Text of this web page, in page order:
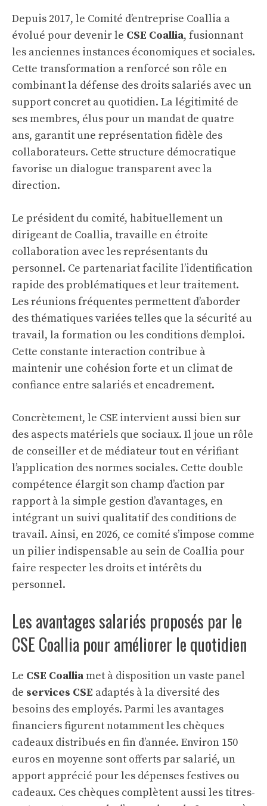
Depuis 2017, le Comité d’entreprise Coallia a
évolué pour devenir le CSE Coallia, fusionnant
les anciennes instances économiques et sociales.
Cette transformation a renforcé son rôle en
combinant la défense des droits salariés avec un
support concret au quotidien. La légitimité de
ses membres, élus pour un mandat de quatre
ans, garantit une représentation fidèle des
collaborateurs. Cette structure démocratique
favorise un dialogue transparent avec la
direction.
Le président du comité, habituellement un
dirigeant de Coallia, travaille en étroite
collaboration avec les représentants du
personnel. Ce partenariat facilite l’identification
rapide des problématiques et leur traitement.
Les réunions fréquentes permettent d’aborder
des thématiques variées telles que la sécurité au
travail, la formation ou les conditions d’emploi.
Cette constante interaction contribue à
maintenir une cohésion forte et un climat de
confiance entre salariés et encadrement.
Concrètement, le CSE intervient aussi bien sur
des aspects matériels que sociaux. Il joue un rôle
de conseiller et de médiateur tout en vérifiant
l’application des normes sociales. Cette double
compétence élargit son champ d’action par
rapport à la simple gestion d’avantages, en
intégrant un suivi qualitatif des conditions de
travail. Ainsi, en 2026, ce comité s’impose comme
un pilier indispensable au sein de Coallia pour
faire respecter les droits et intérêts du
personnel.
Les avantages salariés proposés par le
CSE Coallia pour améliorer le quotidien
Le CSE Coalliamet à disposition un vaste panel
de services CSE adaptés à la diversité des
besoins des employés. Parmi les avantages
financiers figurent notamment les chèques
cadeaux distribués en fin d’année. Environ 150
euros en moyenne sont offerts par salarié, un
apport apprécié pour les dépenses festives ou
cadeaux. Ces chèques complètent aussi les titres-